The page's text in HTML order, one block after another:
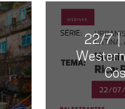
ARQUITETURA
ESPAÇO PÚBLICO
MOBILIDADE
PAISAGEM URBANA
22/7 |